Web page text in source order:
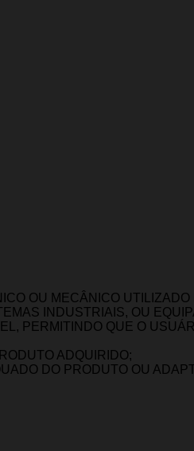
OU MECÂNICO
INDUSTRIAIS, OU
PERMITINDO QUE O
ADQUIRIDO;
DO PRODUTO OU